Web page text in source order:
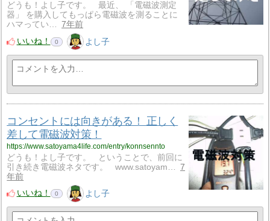
どうも！よし子です。 最近、 「電磁波測定
器」 を購入してもっぱら電磁波を測ることに
ハマってい…
7年前
いいね！
0 よし子
コンセントには向きがある！ 正しく
差して電磁波対策！
https://www.satoyama4life.com/entry/konnsennto
どうも！よし子です。 ということで、前回に
引き続き電磁波ネタです。 www.satoyam…
7
年前
いいね！
0 よし子